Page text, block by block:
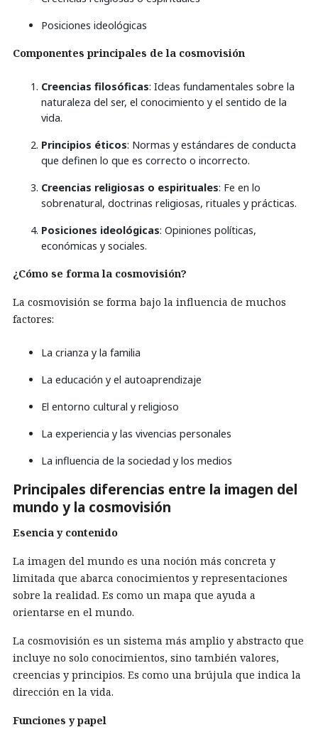
Posiciones ideológicas
Componentes principales de la cosmovisión
Creencias filosóficas: Ideas fundamentales sobre la
naturaleza del ser, el conocimiento y el sentido de la
vida.
Principios éticos: Normas y estándares de conducta
que definen lo que es correcto o incorrecto.
Creencias religiosas o espirituales: Fe en lo
sobrenatural, doctrinas religiosas, rituales y prácticas.
Posiciones ideológicas: Opiniones políticas,
económicas y sociales.
¿Cómo se forma la cosmovisión?
La cosmovisión se forma bajo la influencia de muchos
factores:
La crianza y la familia
La educación y el autoaprendizaje
El entorno cultural y religioso
La experiencia y las vivencias personales
La influencia de la sociedad y los medios
Principales diferencias entre la imagen del
mundo y la cosmovisión
Esencia y contenido
La imagen del mundo es una noción más concreta y
limitada que abarca conocimientos y representaciones
sobre la realidad. Es como un mapa que ayuda a
orientarse en el mundo.
La cosmovisión es un sistema más amplio y abstracto que
incluye no solo conocimientos, sino también valores,
creencias y principios. Es como una brújula que indica la
dirección en la vida.
Funciones y papel